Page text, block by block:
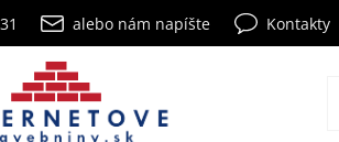
alebo nám napíšte Kontakty